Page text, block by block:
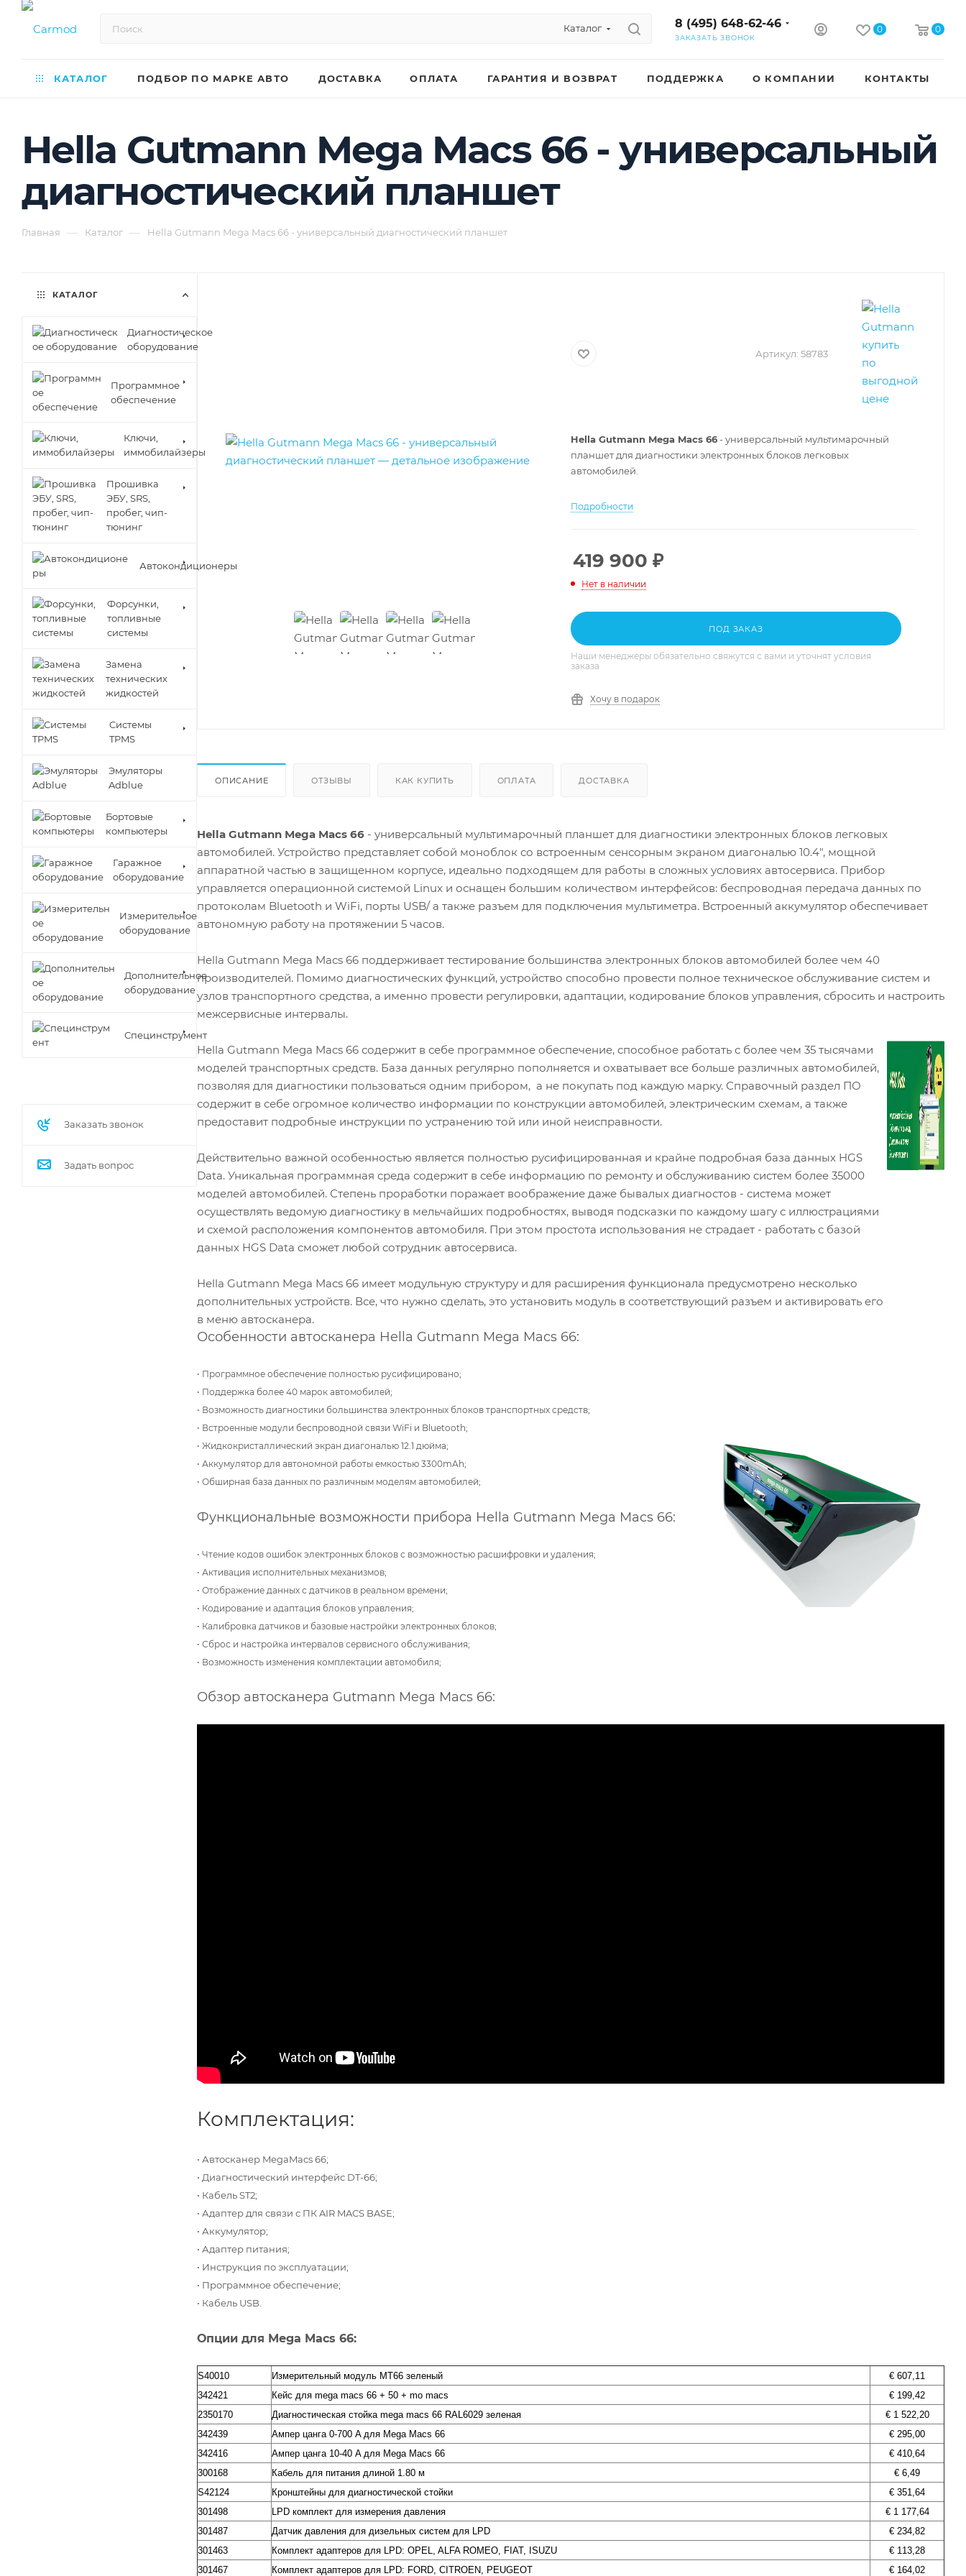
Каталог 8 (495) 648-62-46
ЗАКАЗАТЬ ЗВОНОК
0 0
КАТАЛОГ ПОДБОР ПО МАРКЕ АВТО ДОСТАВКА ОПЛАТА ГАРАНТИЯ И ВОЗВРАТ ПОДДЕРЖКА О КОМПАНИИ КОНТАКТЫ
Hella Gutmann Mega Macs 66 - универсальный
диагностический планшет
Главная — Каталог — Hella Gutmann Mega Macs 66 - универсальный диагностический планшет
Артикул: 58783
Hella Gutmann Mega Macs 66- универсальный мультимарочный
планшет для диагностики электронных блоков легковых
автомобилей.
Подробности
419 900 ₽
Нет в наличии
ПОД ЗАКАЗ
Наши менеджеры обязательно свяжутся с вами и уточнят условия
заказа
Хочу в подарок
ОПИСАНИЕ ОТЗЫВЫ КАК КУПИТЬ ОПЛАТА ДОСТАВКА
Hella Gutmann Mega Macs 66 - универсальный мультимарочный планшет для диагностики электронных блоков легковых
автомобилей. Устройство представляет собой моноблок со встроенным сенсорным экраном диагональю 10.4", мощной
аппаратной частью в защищенном корпусе, идеально подходящем для работы в сложных условиях автосервиса. Прибор
управляется операционной системой Linux и оснащен большим количеством интерфейсов: беспроводная передача данных по
протоколам Bluetooth и WiFi, порты USB/ а также разъем для подключения мультиметра. Встроенный аккумулятор обеспечивает
автономную работу на протяжении 5 часов.
Hella Gutmann Mega Macs 66 поддерживает тестирование большинства электронных блоков автомобилей более чем 40
производителей. Помимо диагностических функций, устройство способно провести полное техническое обслуживание систем и
узлов транспортного средства, а именно провести регулировки, адаптации, кодирование блоков управления, сбросить и настроить
межсервисные интервалы.
Hella Gutmann Mega Macs 66 содержит в себе программное обеспечение, способное работать с более чем 35 тысячами
моделей транспортных средств. База данных регулярно пополняется и охватывает все больше различных автомобилей,
позволяя для диагностики пользоваться одним прибором, а не покупать под каждую марку. Справочный раздел ПО
содержит в себе огромное количество информации по конструкции автомобилей, электрическим схемам, а также
предоставит подробные инструкции по устранению той или иной неисправности.
Действительно важной особенностью является полностью русифицированная и крайне подробная база данных HGS
Data. Уникальная программная среда содержит в себе информацию по ремонту и обслуживанию систем более 35000
моделей автомобилей. Степень проработки поражает воображение даже бывалых диагностов - система может
осуществлять ведомую диагностику в мельчайших подробностях, выводя подсказки по каждому шагу с иллюстрациями
и схемой расположения компонентов автомобиля. При этом простота использования не страдает - работать с базой
данных HGS Data сможет любой сотрудник автосервиса.
Hella Gutmann Mega Macs 66 имеет модульную структуру и для расширения функционала предусмотрено несколько
дополнительных устройств. Все, что нужно сделать, это установить модуль в соответствующий разъем и активировать его
в меню автосканера.
Особенности автосканера Hella Gutmann Mega Macs 66:
• Программное обеспечение полностью русифицировано;
• Поддержка более 40 марок автомобилей;
• Возможность диагностики большинства электронных блоков транспортных средств;
• Встроенные модули беспроводной связи WiFi и Bluetooth;
• Жидкокристаллический экран диагональю 12.1 дюйма;
• Аккумулятор для автономной работы емкостью 3300mAh;
• Обширная база данных по различным моделям автомобилей;
Функциональные возможности прибора Hella Gutmann Mega Macs 66:
• Чтение кодов ошибок электронных блоков с возможностью расшифровки и удаления;
• Активация исполнительных механизмов;
• Отображение данных с датчиков в реальном времени;
• Кодирование и адаптация блоков управления;
• Калибровка датчиков и базовые настройки электронных блоков;
• Сброс и настройка интервалов сервисного обслуживания;
• Возможность изменения комплектации автомобиля;
Обзор автосканера Gutmann Mega Macs 66:
Комплектация:
• Автосканер MegaMacs 66;
• Диагностический интерфейс DT-66;
• Кабель ST2;
• Адаптер для связи с ПК AIR MACS BASE;
• Аккумулятор;
• Адаптер питания;
• Инструкция по эксплуатации;
• Программное обеспечение;
• Кабель USB.
Опции для Mega Macs 66:
S40010 Измерительный модуль MT66 зеленый € 607,11
342421
Кейс для mega macs 66 + 50 + mo macs
€ 199,42
2350170
Диагностическая стойка mega macs 66 RAL6029 зеленая € 1 522,20
342439
Ампер цанга 0-700 A для Mega Macs 66
€ 295,00
342416
Ампер цанга 10-40 A для Mega Macs 66
€ 410,64
300168
Кабель для питания длиной 1.80 м
€ 6,49
S42124
Кронштейны для диагностической стойки
€ 351,64
301498
LPD комплект для измерения давления € 1 177,64
301487
Датчик давления для дизельных систем для LPD
€ 234,82
301463
Комплект адаптеров для LPD: OPEL, ALFA ROMEO, FIAT, ISUZU
€ 113,28
301467
Комплект адаптеров для LPD: FORD, CITROEN, PEUGEOT € 164,02
КАТАЛОГ
Диагностическое
оборудование
Программное
обеспечение
Ключи,
иммобилайзеры
Прошивка
ЭБУ, SRS,
пробег, чип-
тюнинг
Автокондиционеры
Форсунки,
топливные
системы
Замена
технических
жидкостей
Cистемы
TPMS
Эмуляторы
Adblue
Бортовые
компьютеры
Гаражное
оборудование
Измерительное
оборудование
Дополнительное
оборудование
Специнструмент
Заказать звонок
Задать вопрос